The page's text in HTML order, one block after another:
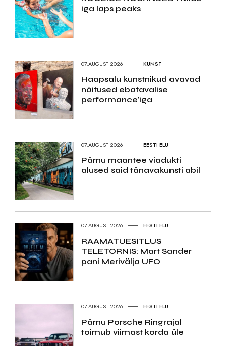
iga laps peaks
07.AUGUST 2026 KUNST
Haapsalu kunstnikud avavad
näitused ebatavalise
performance’iga
07.AUGUST 2026 EESTI ELU
Pärnu maantee viadukti
alused said tänavakunsti abil
07.AUGUST 2026 EESTI ELU
RAAMATUESITLUS
TELETORNIS: Mart Sander
pani Merivälja UFO
07.AUGUST 2026 EESTI ELU
Pärnu Porsche Ringrajal
toimub viimast korda üle